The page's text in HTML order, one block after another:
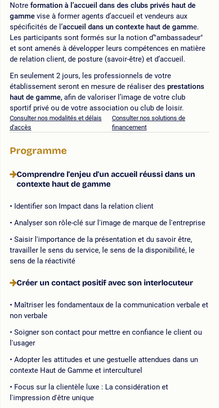
Notre formation à l’accueil dans des clubs privés haut de
gamme vise à former agents d’accueil et vendeurs aux
spécificités de l’accueil dans un contexte haut de gamme.
Les participants sont formés sur la notion d’"ambassadeur"
et sont amenés à développer leurs compétences en matière
de relation client, de posture (savoir-être) et d’accueil.
En seulement 2 jours, les professionnels de votre
établissement seront en mesure de réaliser des prestations
haut de gamme, afin de valoriser l’image de votre club
sportif privé ou de votre association ou club de loisir.
Consulter nos modalités et délais
d'accès
Consulter nos solutions de
financement
Programme
Comprendre l'enjeu d'un accueil réussi dans un
contexte haut de gamme
Identifier son Impact dans la relation client
Analyser son rôle-clé sur l'image de marque de l'entreprise
Saisir l'importance de la présentation et du savoir être,
travailler le sens du service, le sens de la disponibilité, le
sens de la réactivité
Créer un contact positif avec son interlocuteur
Maîtriser les fondamentaux de la communication verbale et
non verbale
Soigner son contact pour mettre en confiance le client ou
l'usager
Adopter les attitudes et une gestuelle attendues dans un
contexte Haut de Gamme et interculturel
Focus sur la clientèle luxe : La considération et
l'impression d'être unique